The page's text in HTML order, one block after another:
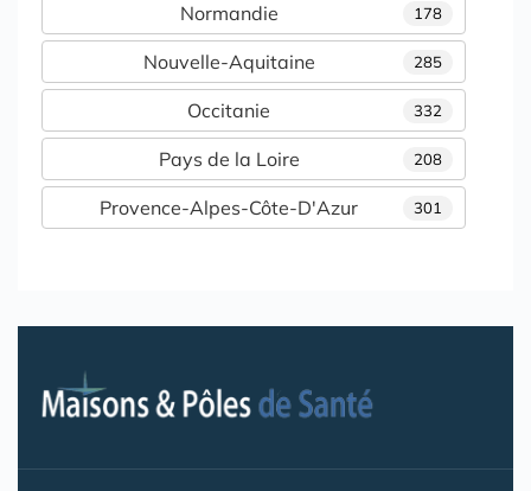
178
Normandie
285
Nouvelle-Aquitaine
332
Occitanie
208
Pays de la Loire
301
Provence-Alpes-Côte-D'Azur